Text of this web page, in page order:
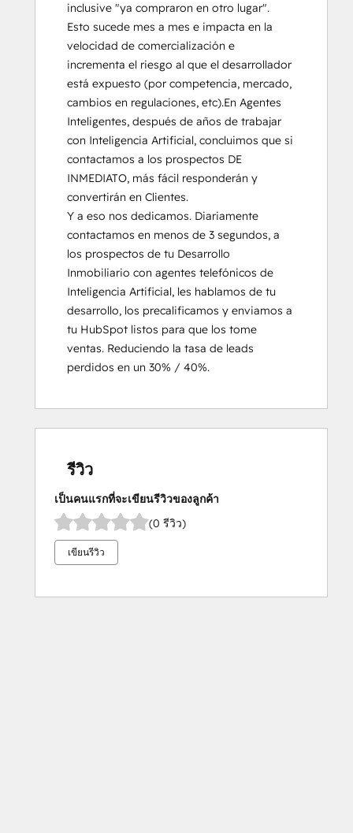
inclusive "ya compraron en otro lugar".
Esto sucede mes a mes e impacta en la
velocidad de comercialización e
incrementa el riesgo al que el desarrollador
está expuesto (por competencia, mercado,
cambios en regulaciones, etc).En Agentes
Inteligentes, después de años de trabajar
con Inteligencia Artificial, concluimos que si
contactamos a los prospectos DE
INMEDIATO, más fácil responderán y
convertirán en Clientes.
Y a eso nos dedicamos. Diariamente
contactamos en menos de 3 segundos, a
los prospectos de tu Desarrollo
Inmobiliario con agentes telefónicos de
Inteligencia Artificial, les hablamos de tu
desarrollo, los precalificamos y enviamos a
tu HubSpot listos para que los tome
ventas. Reduciendo la tasa de leads
perdidos en un 30% / 40%.
รีวิว
เป็นคนแรกที่จะเขียนรีวิวของลูกค้า
(0 รีวิว)
เขียนรีวิว